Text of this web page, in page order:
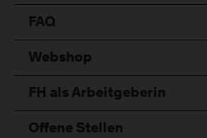
FAQ
Webshop
FH als Arbeitgeberin
Offene Stellen